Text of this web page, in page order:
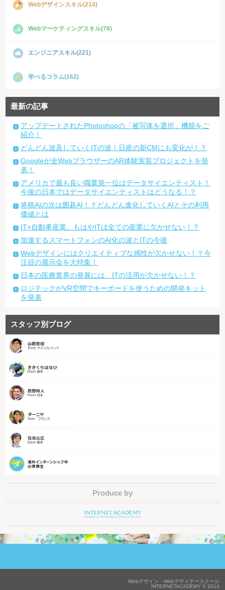
Webデザインスキル(214)
Webマーケティングスキル(76)
エンジニアスキル(221)
学べるコラム(162)
最新の記事
アップデートされたPhotoshopの「被写体を選択」機能をご
紹介！
どんどん波及していくITの波！日産の新CMにも変化が！？
Googleが全WebブラウザーのAR体験実装プロジェクトを発
表！
アメリカで最も良い職業第一位はデータサイエンティスト！
今後の日本ではデータサイエンティストはどうなる！？
将棋AIの次は囲碁AI！？どんどん進化していくAIとその利用
価値とは
IT×自動車産業。もはやITは全ての産業に欠かせない！？
加速するスマートフォンのAI化の波とITの今後
Webデザインにはクリエイティブな感性が欠かせない！？今
注目の展示会を大特集！
日本の医療業界の発展には、ITの活用が欠かせない！？
ロジテックがVR空間でキーボードを使うための開発キット
を発表
スタッフ別ブログ
Produce by
Webデザイン・Webデザイナースクール
INTERNETACADEMY © 2014